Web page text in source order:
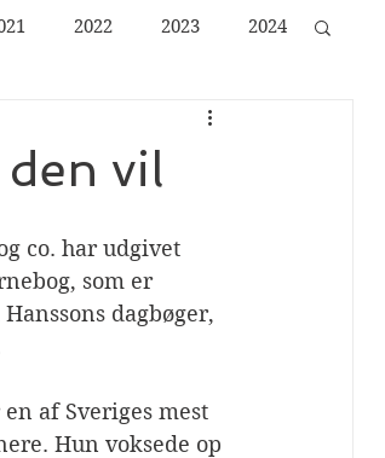
2022 2023 2024
vil
co. har udgivet
som er
dagbøger,
af Sveriges mest
Hun voksede op